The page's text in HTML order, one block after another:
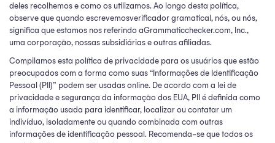
deles recolhemos e como os utilizamos. Ao longo desta política,
observe que quando escrevemosverificador gramatical, nós, ou nós,
significa que estamos nos referindo aGrammaticchecker.com, Inc.,
uma corporação, nossas subsidiárias e outras afiliadas.
Compilamos esta política de privacidade para os usuários que estão
preocupados com a forma como suas “Informações de Identificação
Pessoal (PII)” podem ser usadas online. De acordo com a lei de
privacidade e segurança da informação dos EUA, PII é definida como
a informação usada para identificar, localizar ou contatar um
indivíduo, isoladamente ou quando combinada com outras
informações de identificação pessoal. Recomenda-se que todos os